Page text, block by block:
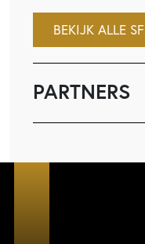
BEKIJK ALLE
PARTNERS